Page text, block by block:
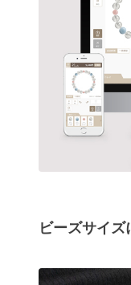
ビーズサイズ